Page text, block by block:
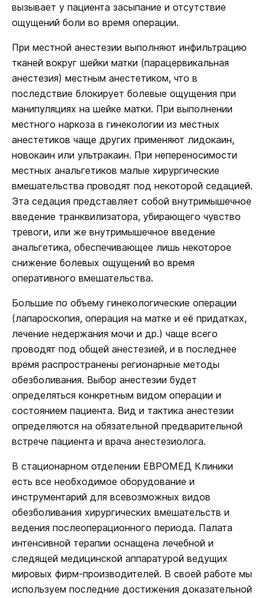
вызывает у пациента засыпание и отсутствие
ощущений боли во время операции.
При местной анестезии выполняют инфильтрацию
тканей вокруг шейки матки (парацервикальная
анестезия) местным анестетиком, что в
последствие блокирует болевые ощущения при
манипуляциях на шейке матки. При выполнении
местного наркоза в гинекологии из местных
анестетиков чаще других применяют лидокаин,
новокаин или ультракаин. При непереносимости
местных анальгетиков малые хирургические
вмешательства проводят под некоторой седацией.
Эта седация представляет собой внутримышечное
введение транквилизатора, убирающего чувство
тревоги, или же внутримышечное введение
анальгетика, обеспечивающее лишь некоторое
снижение болевых ощущений во время
оперативного вмешательства.
Большие по объему гинекологические операции
(лапароскопия, операция на матке и её придатках,
лечение недержания мочи и др.) чаще всего
проводят под общей анестезией, и в последнее
время распространены регионарные методы
обезболивания. Выбор анестезии будет
определяться конкретным видом операции и
состоянием пациента. Вид и тактика анестезии
определяются на обязательной предварительной
встрече пациента и врача анестезиолога.
В стационарном отделении ЕВРОМЕД Клиники
есть все необходимое оборудование и
инструментарий для всевозможных видов
обезболивания хирургических вмешательств и
ведения послеоперационного периода. Палата
интенсивной терапии оснащена лечебной и
следящей медицинской аппаратурой ведущих
мировых фирм-производителей. В своей работе мы
используем последние достижения доказательной